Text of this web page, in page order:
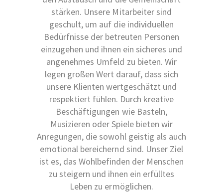
stärken. Unsere Mitarbeiter sind
geschult, um auf die individuellen
Bedürfnisse der betreuten Personen
einzugehen und ihnen ein sicheres und
angenehmes Umfeld zu bieten. Wir
legen großen Wert darauf, dass sich
unsere Klienten wertgeschätzt und
respektiert fühlen. Durch kreative
Beschäftigungen wie Basteln,
Musizieren oder Spiele bieten wir
Anregungen, die sowohl geistig als auch
emotional bereichernd sind. Unser Ziel
ist es, das Wohlbefinden der Menschen
zu steigern und ihnen ein erfülltes
Leben zu ermöglichen.